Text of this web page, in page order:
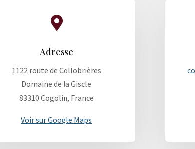

Adresse
1122 route de Collobrières
Domaine de la Giscle
83310 Cogolin, France
Voir sur Google Maps